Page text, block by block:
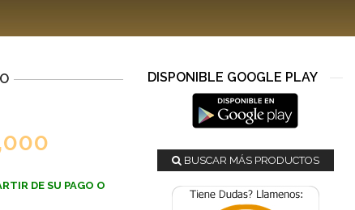
DE SU PAGO O
DISPONIBLE GOOGLE PLAY
BUSCAR MÁS PRODUCTOS